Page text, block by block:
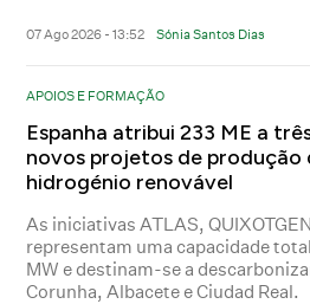
07 Ago 2026 - 13:52 Sónia Santos Dias
APOIOS E FORMAÇÃO
Espanha atribui 233 ME a
novos projetos de produção
hidrogénio renovável
As iniciativas ATLAS,
representam uma capacidade
MW e destinam-se a
Corunha, Albacete e Ciudad Real.